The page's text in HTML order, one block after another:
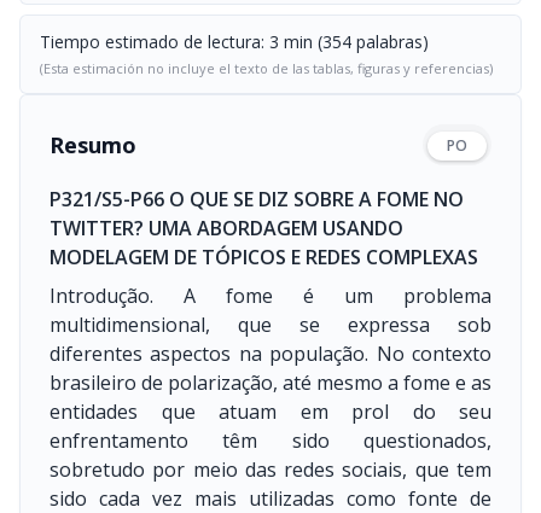
Tiempo estimado de lectura: 3 min (354 palabras)
(Esta estimación no incluye el texto de las tablas, figuras y referencias)
Resumo PO
P321/S5-P66 O QUE SE DIZ SOBRE A FOME NO
TWITTER? UMA ABORDAGEM USANDO
MODELAGEM DE TÓPICOS E REDES COMPLEXAS
Introdução. A fome é um problema
multidimensional, que se expressa sob
diferentes aspectos na população. No contexto
brasileiro de polarização, até mesmo a fome e as
entidades que atuam em prol do seu
enfrentamento têm sido questionados,
sobretudo por meio das redes sociais, que tem
sido cada vez mais utilizadas como fonte de